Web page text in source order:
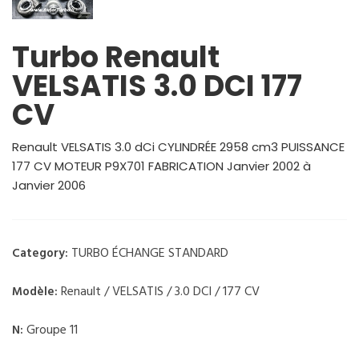
Turbo Renault
VELSATIS 3.0 DCI 177
CV
Renault VELSATIS 3.0 dCi CYLINDRÉE 2958 cm3 PUISSANCE
177 CV MOTEUR P9X701 FABRICATION Janvier 2002 à
Janvier 2006
Category: TURBO ÉCHANGE STANDARD
Modèle: Renault / VELSATIS / 3.0 DCI / 177 CV
N: Groupe 11